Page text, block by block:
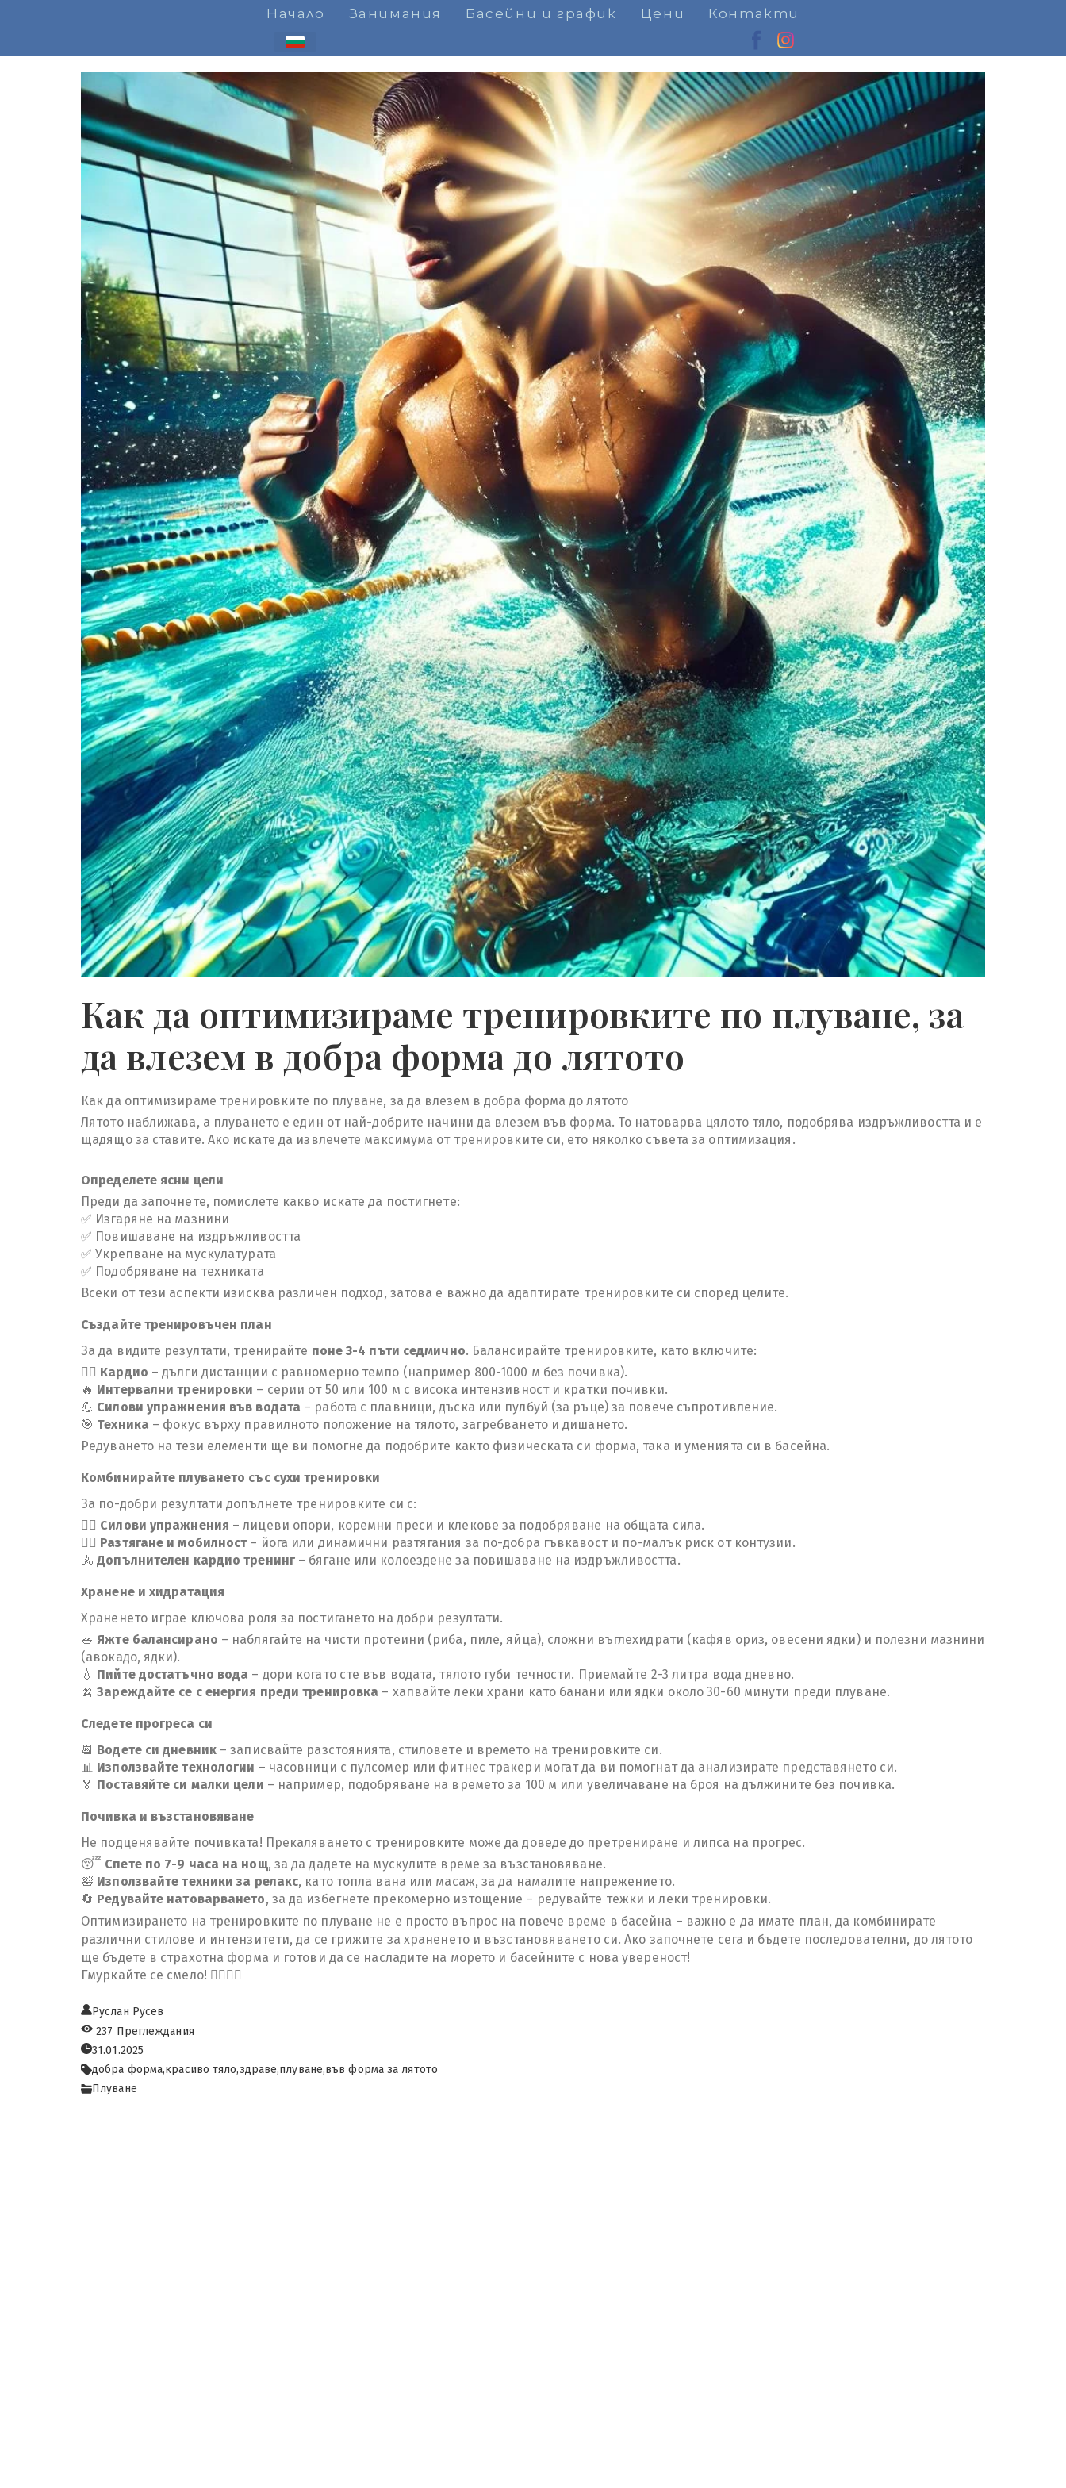
Начало Занимания Басейни и график Цени Контакти
Как да оптимизираме тренировките по плуване, за
да влезем в добра форма до лятото
Как да оптимизираме тренировките по плуване, за да влезем в добра форма до лятото
Лятото наближава, а плуването е един от най-добрите начини да влезем във форма. То натоварва цялото тяло, подобрява издръжливостта и е
щадящо за ставите. Ако искате да извлечете максимума от тренировките си, ето няколко съвета за оптимизация.
Определете ясни цели
Преди да започнете, помислете какво искате да постигнете:
✅ Изгаряне на мазнини
✅ Повишаване на издръжливостта
✅ Укрепване на мускулатурата
✅ Подобряване на техниката
Всеки от тези аспекти изисква различен подход, затова е важно да адаптирате тренировките си според целите.
Създайте тренировъчен план
За да видите резултати, тренирайте поне 3-4 пъти седмично. Балансирайте тренировките, като включите:
🏊‍♂️ Кардио – дълги дистанции с равномерно темпо (например 800-1000 м без почивка).
🔥 Интервални тренировки – серии от 50 или 100 м с висока интензивност и кратки почивки.
💪 Силови упражнения във водата – работа с плавници, дъска или пулбуй (за ръце) за повече съпротивление.
🎯 Техника – фокус върху правилното положение на тялото, загребването и дишането.
Редуването на тези елементи ще ви помогне да подобрите както физическата си форма, така и уменията си в басейна.
Комбинирайте плуването със сухи тренировки
За по-добри резултати допълнете тренировките си с:
🏋️‍♂️ Силови упражнения – лицеви опори, коремни преси и клекове за подобряване на общата сила.
🧘‍♀️ Разтягане и мобилност – йога или динамични разтягания за по-добра гъвкавост и по-малък риск от контузии.
🚴Допълнителен кардио тренинг– бягане или колоездене за повишаване на издръжливостта.
Хранене и хидратация
Храненето играе ключова роля за постигането на добри резултати.
🥗Яжте балансирано – наблягайте на чисти протеини (риба, пиле, яйца), сложни въглехидрати (кафяв ориз, овесени ядки) и полезни мазнини
(авокадо, ядки).
💧 Пийте достатъчно вода – дори когато сте във водата, тялото губи течности. Приемайте 2-3 литра вода дневно.
🍌Зареждайте се с енергия преди тренировка – хапвайте леки храни като банани или ядки около 30-60 минути преди плуване.
Следете прогреса си
📆 Водете си дневник– записвайте разстоянията, стиловете и времето на тренировките си.
📊 Използвайте технологии – часовници с пулсомер или фитнес тракери могат да ви помогнат да анализирате представянето си.
🏅 Поставяйте си малки цели – например, подобряване на времето за 100 м или увеличаване на броя на дължините без почивка.
Почивка и възстановяване
Не подценявайте почивката! Прекаляването с тренировките може да доведе до претрениране и липса на прогрес.
😴 Спете по 7-9 часа на нощ, за да дадете на мускулите време за възстановяване.
🛀 Използвайте техники за релакс, като топла вана или масаж, за да намалите напрежението.
🔄 Редувайте натоварването, за да избегнете прекомерно изтощение – редувайте тежки и леки тренировки.
Оптимизирането на тренировките по плуване не е просто въпрос на повече време в басейна – важно е да имате план, да комбинирате
различни стилове и интензитети, да се грижите за храненето и възстановяването си. Ако започнете сега и бъдете последователни, до лятото
ще бъдете в страхотна форма и готови да се насладите на морето и басейните с нова увереност!
Гмуркайте се смело! 🏊‍♂️💪🌊
Руслан Русев
237 Преглеждания
31.01.2025
добра форма,красиво тяло,здраве,плуване,във форма за лятото
Плуване